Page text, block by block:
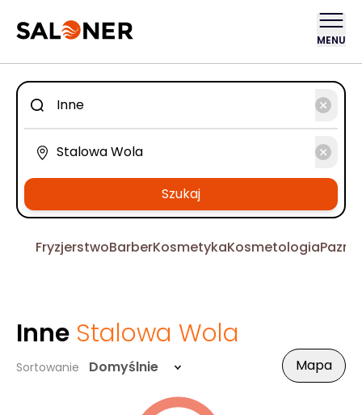
MENU
Szukaj
FryzjerstwoBarberKosmetykaKosmetologia
Inne Stalowa Wola
Sortowanie Domyślnie Mapa